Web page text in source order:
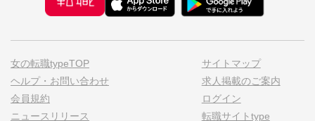
女の転職typeTOP
ヘルプ・お問い合わせ
会員規約
ニュースリリース
サイトマップ
求人掲載のご案内
ログイン
転職サイトtype